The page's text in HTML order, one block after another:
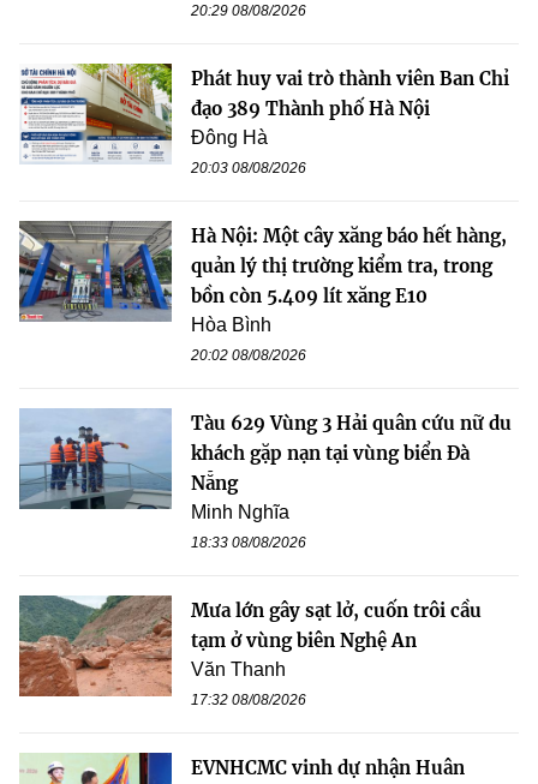
20:29 08/08/2026
Phát huy vai trò thành viên Ban Chỉ
đạo 389 Thành phố Hà Nội
Đông Hà
20:03 08/08/2026
Hà Nội: Một cây xăng báo hết hàng,
quản lý thị trường kiểm tra, trong
bồn còn 5.409 lít xăng E10
Hòa Bình
20:02 08/08/2026
Tàu 629 Vùng 3 Hải quân cứu nữ du
khách gặp nạn tại vùng biển Đà
Nẵng
Minh Nghĩa
18:33 08/08/2026
Mưa lớn gây sạt lở, cuốn trôi cầu
tạm ở vùng biên Nghệ An
Văn Thanh
17:32 08/08/2026
EVNHCMC vinh dự nhận Huân